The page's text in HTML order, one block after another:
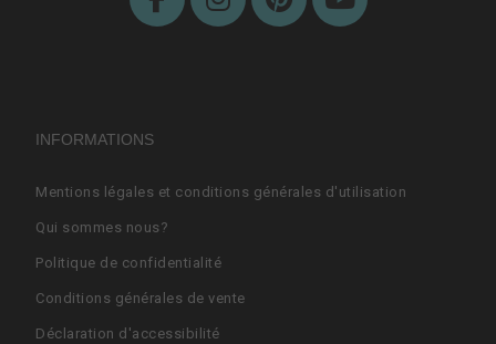
INFORMATIONS
Mentions légales et conditions générales d'utilisation
Qui sommes nous?
Politique de confidentialité
Conditions générales de vente
Déclaration d'accessibilité